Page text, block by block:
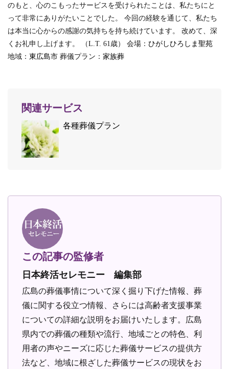
のもと、心のこもったサービスを受けられたことは、私たちにと
って非常にありがたいことでした。 今回の経験を通じて、私たち
は本当に心からの感謝の気持ちを持ち続けています。 改めて、深
くお礼申し上げます。
（L.T. 61歳） 会場： ひがしひろしま聖苑
地域： 東広島市 葬儀プラン： 家族葬
関連サービス
各種葬儀プラン
この記事の監修者
日本終活セレモニー 編集部
広島の葬儀事情について深く掘り下げた情報、葬
儀に関する役立つ情報、さらには高齢者支援事業
についての詳細な説明をお届けいたします。広島
県内での葬儀の種類や流行、地域ごとの特色、利
用者の声やニーズに応じた葬儀サービスの提供方
法など、地域に根ざした葬儀サービスの現状をお